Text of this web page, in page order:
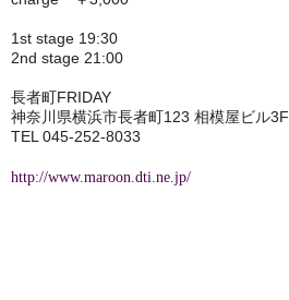
1st stage 19:30
2nd stage 21:00
長者町FRIDAY
神奈川県横浜市長者町123 相模屋ビル3F
TEL 045-252-8033
http://www.maroon.dti.ne.jp/